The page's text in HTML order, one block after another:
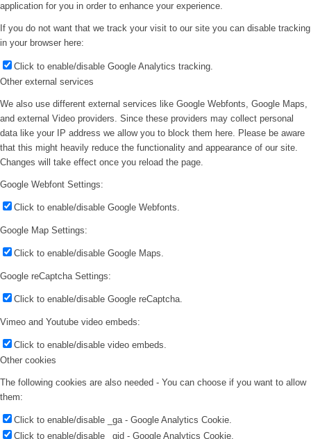
application for you in order to enhance your experience.
If you do not want that we track your visit to our site you can disable tracking
in your browser here:
Click to enable/disable Google Analytics tracking.
Other external services
We also use different external services like Google Webfonts, Google Maps,
and external Video providers. Since these providers may collect personal
data like your IP address we allow you to block them here. Please be aware
that this might heavily reduce the functionality and appearance of our site.
Changes will take effect once you reload the page.
Google Webfont Settings:
Click to enable/disable Google Webfonts.
Google Map Settings:
Click to enable/disable Google Maps.
Google reCaptcha Settings:
Click to enable/disable Google reCaptcha.
Vimeo and Youtube video embeds:
Click to enable/disable video embeds.
Other cookies
The following cookies are also needed - You can choose if you want to allow
them:
Click to enable/disable _ga - Google Analytics Cookie.
Click to enable/disable _gid - Google Analytics Cookie.